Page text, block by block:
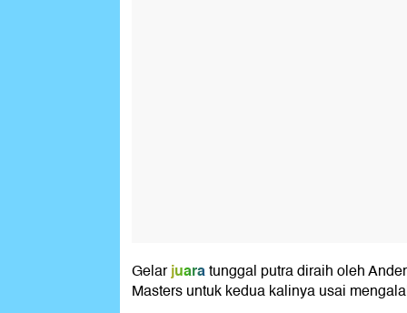
Gelarjuaratunggal putra diraih oleh
Masters untuk kedua kalinya usai